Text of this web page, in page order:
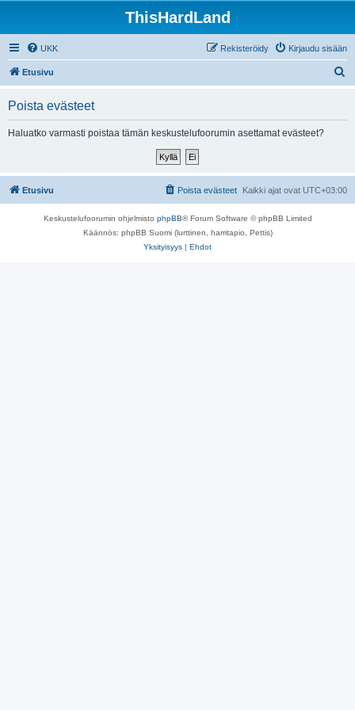
ThisHardLand
UKK Kirjaudu sisään
Rekisteröidy
Etusivu
Poista evästeet
Haluatko varmasti poistaa tämän keskustelufoorumin asettamat evästeet?
Etusivu Kaikki ajat ovat UTC+03:00
Poista evästeet
Keskustelufoorumin ohjelmisto phpBB® Forum Software © phpBB Limited
Käännös: phpBB Suomi (lurttinen, harritapio, Pettis)
Yksityisyys | Ehdot